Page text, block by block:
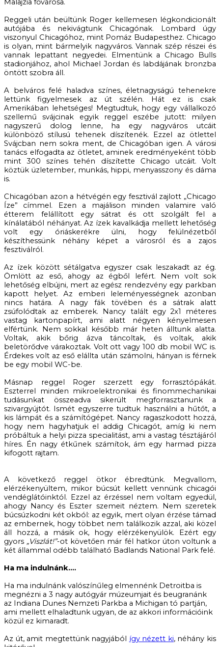
Malajzia fővárosa.
Reggeli után beültünk Roger kellemesen légkondicionált
autójába és nekivágtunk Chicagónak. Lombard úgy
viszonyul Chicagóhoz, mint Pomáz Budapesthez. Chicago
is olyan, mint bármelyik nagyváros. Vannak szép részei és
vannak lepattant negyedei. Elmentünk a Chicago Bulls
stadionjához, ahol Michael Jordan és labdájának bronzba
öntött szobra áll.
A belváros felé haladva színes, életnagyságú tehenekre
lettünk figyelmesek az út szélén. Hát ez is csak
Amerikában lehetséges! Megtudtuk, hogy egy vállalkozó
szellemű svájcinak egyik reggel eszébe jutott: milyen
nagyszerű dolog lenne, ha egy nagyváros utcáit
különböző stílusú tehenek díszítenék. Ezzel az ötlettel
Svájcban nem sokra ment, de Chicagóban igen. A városi
tanács elfogadta az ötletet, aminek eredményeként több
mint 300 színes tehén díszítette Chicago utcáit. Volt
köztük üzletember, munkás, hippi, menyasszony és dáma
is.
Chicagóban azon a hétvégén egy fesztivál zajlott „Chicago
Íze” címmel. Ezen a majálison minden valamire való
étterem felállított egy sátrat és ott szolgált fel a
kínálatából néhányat. Az ízek kavalkádja mellett lehetőség
volt egy óriáskerékre ülni, hogy felülnézetből
készíthessünk néhány képet a városról és a zajos
fesztiválról.
Az ízek között sétálgatva egyszer csak leszakadt az ég.
Ömlött az eső, ahogy az égből lefért. Nem volt sok
lehetőség elbújni, mert az egész rendezvény egy parkban
kapott helyet. Az emberi leleményességnek azonban
nincs határa. A nagy fák tövében és a sátrak alatt
zsúfolódtak az emberek. Nancy talált egy 2x1 méteres
vastag kartonpapírt, ami alatt négyen kényelmesen
elfértünk. Nem sokkal később már heten álltunk alatta.
Voltak, akik bőrig ázva táncoltak, és voltak, akik
beletörődve várakoztak. Volt ott vagy 100 db mobil WC is.
Érdekes volt az eső elállta után számolni, hányan is férnek
be egy mobil WC-be.
Másnap reggel Roger szerzett egy forrasztópákát.
Eszterrel minden mikroelektronikai és finommechanikai
tudásunkat összeadva sikerült megforrasztanunk a
szivargyújtót. Ismét egyszerre tudtuk használni a hűtőt, a
kis lámpát és a számítógépet. Nancy ragaszkodott hozzá,
hogy nem hagyhatjuk el addig Chicagót, amíg ki nem
próbáltuk a helyi pizza specialitást, ami a vastag tésztájáról
híres. Én nagy étkűnek számítok, ám egy harmad pizza
kifogott rajtam.
A következő reggel ötkor ébredtünk. Megvallom,
elérzékenyültem, mikor búcsút kellett vennünk chicagói
vendéglátóinktól. Ezzel az érzéssel nem voltam egyedül,
ahogy Nancy és Eszter szemeit néztem. Nem szeretek
búcsúzkodni két okból: az egyik, mert olyan érzése támad
az embernek, hogy többet nem találkozik azzal, aki közel
áll hozzá, a másik ok, hogy elérzékenyülök. Ezért egy
gyors „Viszlát!”-ot követően már fél hatkor úton voltunk a
két állammal odébb található Badlands National Park felé.
Ha ma indulnánk….
Ha ma indulnánk valószínűleg elmennénk Detroitba is
megnézni a 3 nagy autógyár múzeumjait és beugranánk
az Indiana Dunes Nemzeti Parkba a Michigan tó partján,
ami mellett elhaladtunk ugyan, de az akkori információink
közül ez kimaradt.
Az út, amit megtettünk nagyjából így nézett ki, néhány kis